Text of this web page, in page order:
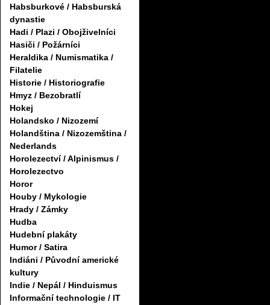
Habsburkové / Habsburská
dynastie
Hadi / Plazi / Obojživelníci
Hasiči / Požárníci
Heraldika / Numismatika /
Filatelie
Historie / Historiografie
Hmyz / Bezobratlí
Hokej
Holandsko / Nizozemí
Holandština / Nizozemština /
Nederlands
Horolezectví / Alpinismus /
Horolezectvo
Horor
Houby / Mykologie
Hrady / Zámky
Hudba
Hudební plakáty
Humor / Satira
Indiáni / Původní americké
kultury
Indie / Nepál / Hinduismus
Informační technologie / IT